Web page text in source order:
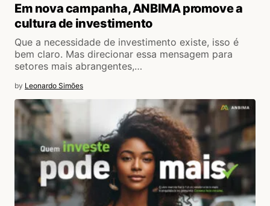
Em nova campanha, ANBIMA promove a
cultura de investimento
Que a necessidade de investimento existe, isso é
bem claro. Mas direcionar essa mensagem para
setores mais abrangentes,…
by Leonardo Simões